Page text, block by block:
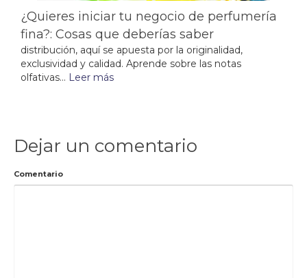
¿Quieres iniciar tu negocio de perfumería
fina?: Cosas que deberías saber
distribución, aquí se apuesta por la originalidad,
exclusividad y calidad. Aprende sobre las notas
olfativas... Leer más
Dejar un comentario
Comentario